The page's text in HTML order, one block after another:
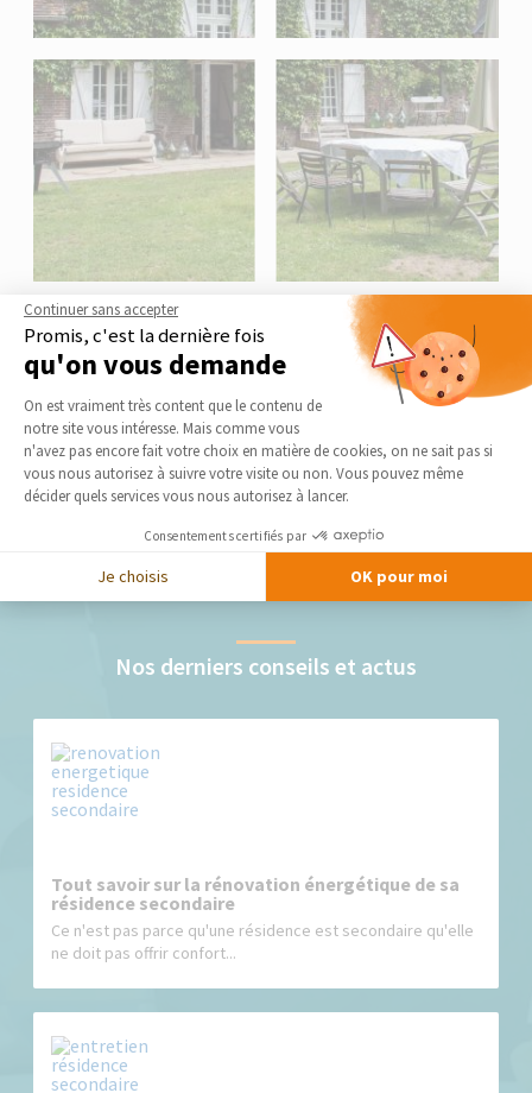
Le guide thématique
Rénovation de résidence secondaire
Posséder une maison de vacances est un véritable atout qu’il est
important d’entretenir. La rénovation de votre résidence secondaire
est la garantie d’un bien immobilier valorisé pour des vacances
toujours réussies et, peut-être, une future retraite sereine !
Nos derniers conseils et actus
Tout savoir sur la rénovation énergétique de sa
résidence secondaire
Ce n'est pas parce qu'une résidence est secondaire qu'elle
ne doit pas offrir confort...
Continuer sans accepter
Promis, c'est la dernière fois
qu'on vous demande
Plateforme de Gestion du
On est vraiment très content que le contenu de
notre site vous intéresse. Mais comme vous
n'avez pas encore fait votre choix en matière de cookies, on ne sait pas si
vous nous autorisez à suivre votre visite ou non. Vous pouvez même
décider quels services vous nous autorisez à lancer.
Consentements certifiés par
Je choisis OK pour moi
Axeptio consent